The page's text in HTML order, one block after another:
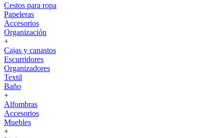
Cestos para ropa
Papeleras
Accesorios
Organización
+
Cajas y canastos
Escurridores
Organizadores
Textil
Baño
+
Alfombras
Accesorios
Muebles
+